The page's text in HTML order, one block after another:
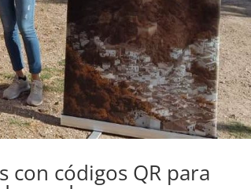
con códigos QR para